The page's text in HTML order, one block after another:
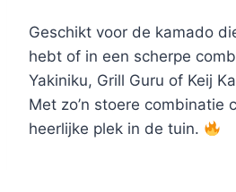
Geschikt voor de kamado
hebt of in een scherpe
Yakiniku, Grill Guru of Keij
Met zo’n stoere combinatie
heerlijke plek in de tuin.